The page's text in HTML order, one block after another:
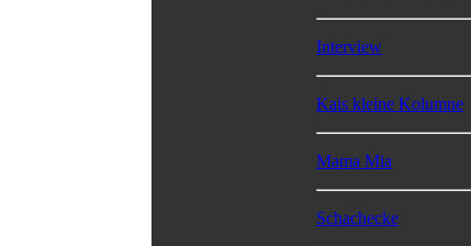
Interview
Kais kleine Kolumne
Mama Mia
Schachecke